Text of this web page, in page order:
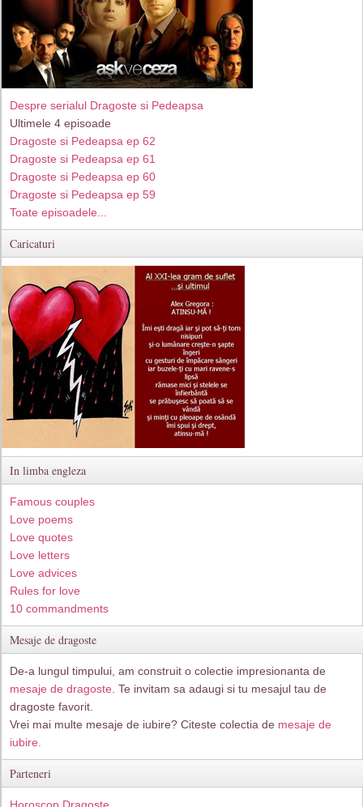
Despre serialul Dragoste si Pedeapsa
Ultimele 4 episoade
Dragoste si Pedeapsa ep 62
Dragoste si Pedeapsa ep 61
Dragoste si Pedeapsa ep 60
Dragoste si Pedeapsa ep 59
Toate episoadele...
Caricaturi
In limba engleza
Famous couples
Love poems
Love quotes
Love letters
Love advices
Rules for love
10 commandments
Mesaje de dragoste
De-a lungul timpului, am construit o colectie impresionanta de
mesaje de dragoste . Te invitam sa adaugi si tu mesajul tau de
dragoste favorit.
Vrei mai multe mesaje de iubire? Citeste colectia de mesaje de
iubire.
Parteneri